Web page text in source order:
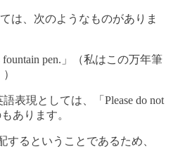
は、次のようなものがありま
fountain pen.」（私はこの万年筆
表現としては、「Please do not
あります。
するということであるため、